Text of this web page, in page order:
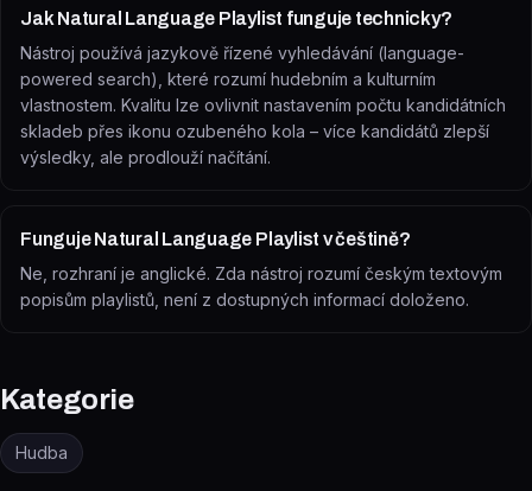
Jak Natural Language Playlist funguje technicky?
Nástroj používá jazykově řízené vyhledávání (language-
powered search), které rozumí hudebním a kulturním
vlastnostem. Kvalitu lze ovlivnit nastavením počtu kandidátních
skladeb přes ikonu ozubeného kola – více kandidátů zlepší
výsledky, ale prodlouží načítání.
Funguje Natural Language Playlist v češtině?
Ne, rozhraní je anglické. Zda nástroj rozumí českým textovým
popisům playlistů, není z dostupných informací doloženo.
Kategorie
Hudba